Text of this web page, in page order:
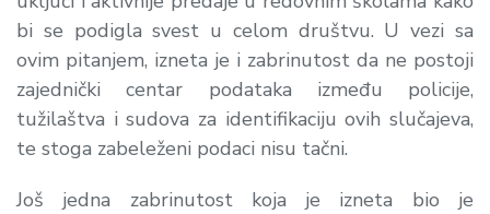
bi se podigla svest u celom društvu. U vezi sa
ovim pitanjem, izneta je i zabrinutost da ne postoji
zajednički centar podataka između policije,
tužilaštva i sudova za identifikaciju ovih slučajeva,
te stoga zabeleženi podaci nisu tačni.
Još jedna zabrinutost koja je izneta bio je